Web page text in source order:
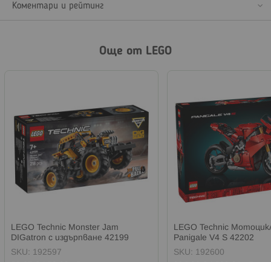
Коментари и рейтинг
Още от LEGO
LEGO Technic Monster Jam
DIGatron с издърпване 42199
SKU: 192597
LEGO Technic
Panigale V4 S 42202
SKU: 192600